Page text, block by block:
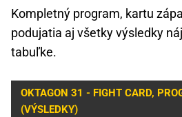
Kompletný program, kartu
podujatia aj všetky výsledky
tabuľke.
OKTAGON 31 - FIGHT CARD,
(VÝSLEDKY)